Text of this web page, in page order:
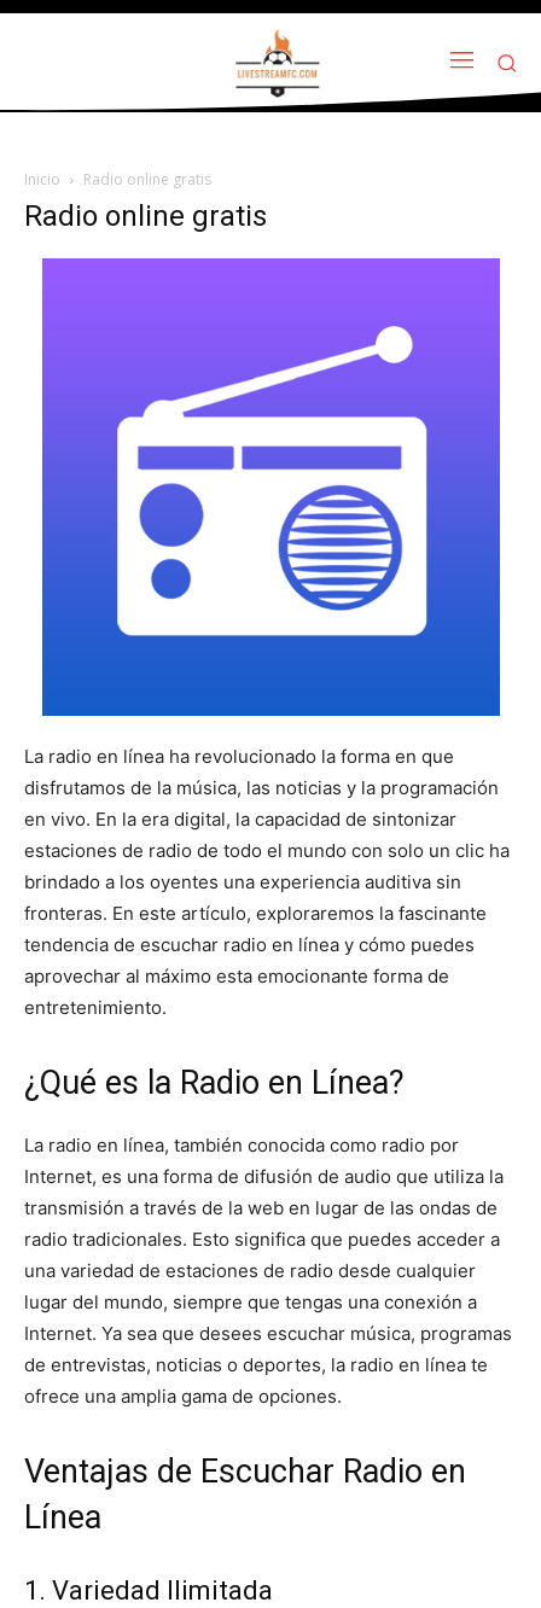
Inicio Radio online gratis
Radio online gratis
La radio en línea ha revolucionado la forma en que
disfrutamos de la música, las noticias y la programación
en vivo. En la era digital, la capacidad de sintonizar
estaciones de radio de todo el mundo con solo un clic ha
brindado a los oyentes una experiencia auditiva sin
fronteras. En este artículo, exploraremos la fascinante
tendencia de escuchar radio en línea y cómo puedes
aprovechar al máximo esta emocionante forma de
entretenimiento.
¿Qué es la Radio en Línea?
La radio en línea, también conocida como radio por
Internet, es una forma de difusión de audio que utiliza la
transmisión a través de la web en lugar de las ondas de
radio tradicionales. Esto significa que puedes acceder a
una variedad de estaciones de radio desde cualquier
lugar del mundo, siempre que tengas una conexión a
Internet. Ya sea que desees escuchar música, programas
de entrevistas, noticias o deportes, la radio en línea te
ofrece una amplia gama de opciones.
Ventajas de Escuchar Radio en
Línea
1. Variedad Ilimitada